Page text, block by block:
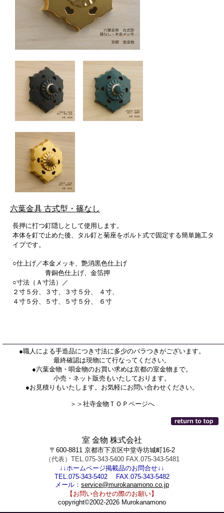
六葉金具 古式型・篠なし
長押に打つ釘隠しとして使用します。
本体を釘で止めた後、タル釘と菊座をボルト式で固定する簡単施工タ
イプです。
○仕上げ／本金メッキ、艶消黒色仕上げ
青銅色仕上げ、金箔押
○寸法（Ａ寸法）／
２寸５分、３寸、３寸５分、 ４寸、
４寸５分、５寸、５寸５分、 ６寸
●職人による手造品につき寸法に多少のバラつきがございます。
最終確認は現物にて行なってください。
●六葉金物・唄金物のお買い求めは京都の室金物まで。
小売・ネット販売もいたしております。
●お見積りもいたします。お気軽にお問い合わせください。
＞＞社寺金物ＴＯＰページへ
室 金物 株式会社
〒600-8811 京都市下京区中堂寺坊城町16-2
（代表）TEL.075-343-5400 FAX.075-343-5481
↓↓ホームページ掲載品のお問合せ↓↓
TEL.075-343-5402 FAX.075-343-5482
メール： service@murokanamono.co.jp
【お問い合わせの際のお願い】
copyright©2002-2026 Murokanamono